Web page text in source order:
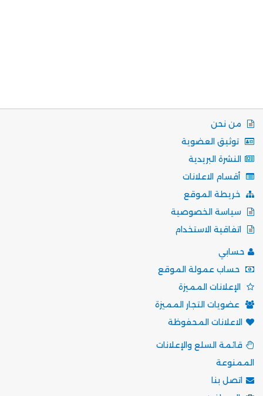
من نحن
توثيق العضوية
النشرة البريدية
أقسام الاعلانات
خريطة الموقع
سياسة الخصوصية
اتفاقية الاستخدام
حسابي
حساب عمولة الموقع
الإعلانات المميزة
عضويات التجار المميزة
الاعلانات المحفوظة
قائمة السلع والإعلانات
الممنوعة
اتصل بنا